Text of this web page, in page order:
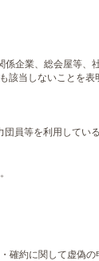
企業、総会屋等、
該当しないことを
員等を利用してい
確約に関して虚偽